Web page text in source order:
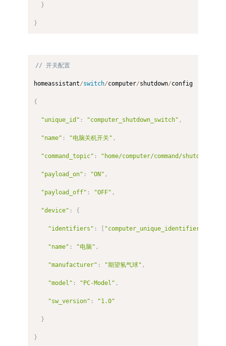
}
}
// 开关配置
homeassistant/switch/computer/shutdown/config
{
"unique_id" : "computer_shutdown_switch" ,
"name" : "电脑关机开关" ,
"command_topic" : "home/computer/command/shutdown"
"payload_on" : "ON" ,
"payload_off" : "OFF" ,
"device" : {
"identifiers" : [ "computer_unique_identifier"
"name" : "电脑" ,
"manufacturer" : "期望氢气球" ,
"model" : "PC-Model" ,
"sw_version" : "1.0"
}
}